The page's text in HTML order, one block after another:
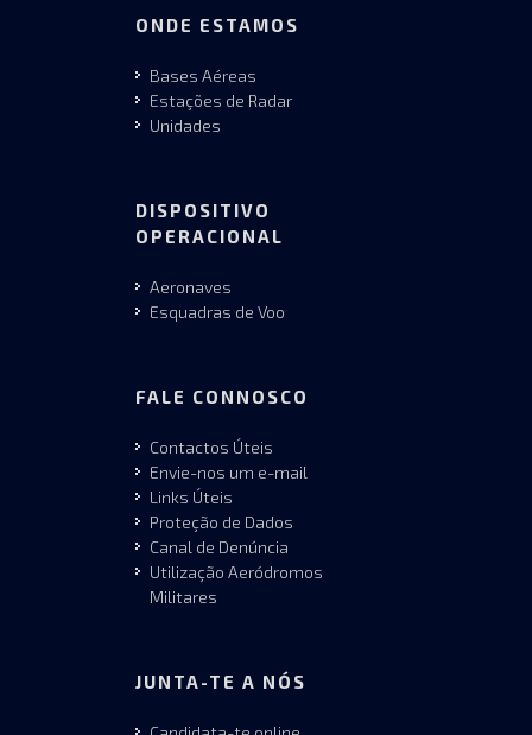
ONDE ESTAMOS
Bases Aéreas
Estações de Radar
Unidades
DISPOSITIVO
OPERACIONAL
Aeronaves
Esquadras de Voo
FALE CONNOSCO
Contactos Úteis
Envie-nos um e-mail
Links Úteis
Proteção de Dados
Canal de Denúncia
Utilização Aeródromos
Militares
JUNTA-TE A NÓS